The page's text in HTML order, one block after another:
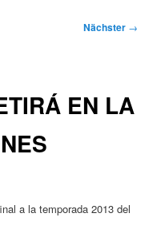
Nächster →
EN LA
a la temporada 2013 del